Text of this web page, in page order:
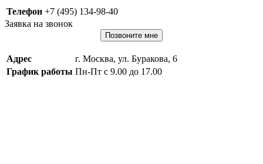
Телефон +7 (495) 134-98-40
Заявка на звонок
Позвоните мне
Адрес
г. Москва, ул. Буракова, 6
График работы Пн-Пт с 9.00 до 17.00